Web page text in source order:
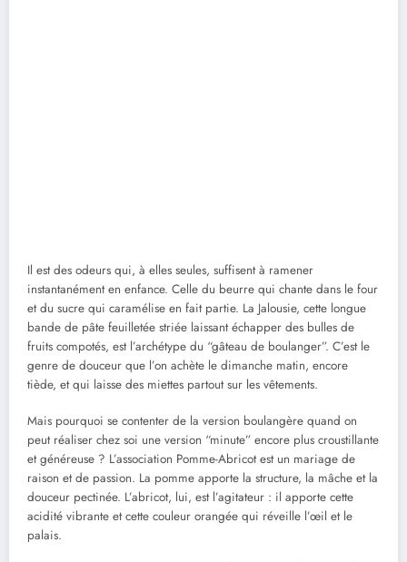
Il est des odeurs qui, à elles seules, suffisent à ramener
instantanément en enfance. Celle du beurre qui chante dans le four
et du sucre qui caramélise en fait partie. La Jalousie, cette longue
bande de pâte feuilletée striée laissant échapper des bulles de
fruits compotés, est l’archétype du “gâteau de boulanger”. C’est le
genre de douceur que l’on achète le dimanche matin, encore
tiède, et qui laisse des miettes partout sur les vêtements.
Mais pourquoi se contenter de la version boulangère quand on
peut réaliser chez soi une version “minute” encore plus croustillante
et généreuse ? L’association Pomme-Abricot est un mariage de
raison et de passion. La pomme apporte la structure, la mâche et la
douceur pectinée. L’abricot, lui, est l’agitateur : il apporte cette
acidité vibrante et cette couleur orangée qui réveille l’œil et le
palais.